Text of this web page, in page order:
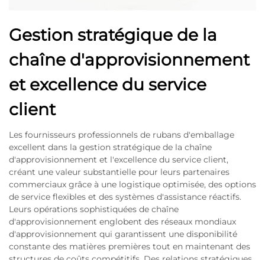
Gestion stratégique de la
chaîne d'approvisionnement
et excellence du service
client
Les fournisseurs professionnels de rubans d'emballage
excellent dans la gestion stratégique de la chaîne
d'approvisionnement et l'excellence du service client,
créant une valeur substantielle pour leurs partenaires
commerciaux grâce à une logistique optimisée, des options
de service flexibles et des systèmes d'assistance réactifs.
Leurs opérations sophistiquées de chaîne
d'approvisionnement englobent des réseaux mondiaux
d'approvisionnement qui garantissent une disponibilité
constante des matières premières tout en maintenant des